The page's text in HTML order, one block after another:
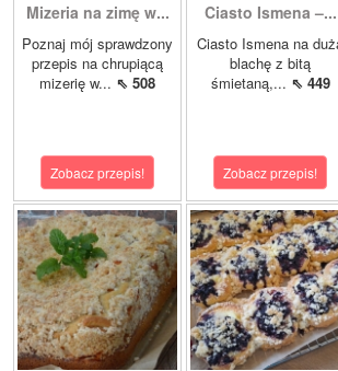
Mizeria na zimę w...
Poznaj mój sprawdzony
przepis na chrupiącą
mizerię w... ⇖ 508
Zobacz przepis!
Ciasto Ismena –...
Ciasto Ismena na
blachę z bitą
śmietaną,... ⇖ 449
Zobacz przepis!